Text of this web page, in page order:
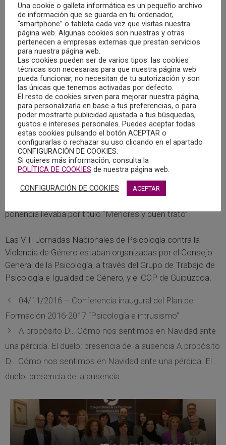
Los días 25 y 26 de noviembre se ha celebrado en San
Sebastián las VIII Jornadas Nacionales de Psicología
contra la Violencia de Género: “Psicología, Cultura y
Sociedad. Trabajando el modelo de igualdad como
fórmula para erradicar la violencia machista: la cultura del
buen trato”.
Dentro del cuadro de ponentes de las jornadas participó el
psicólogo Pablo Nieva, vocal de la Junta de Gobierno del
COPCLM, coordinador del programa de Asistencia
Psicológica a Menores Víctimas de Violencia de Género
de Castilla-La Mancha, psicólogo del programa de
atención psicológica con menores víctimas de violencia
de género en Azuqueca de Henares, y miembro de la
ponencia llevaba por título “Menores y buen trato”
Las VIII Jornadas Nacionales de Psicología contra la
Violencia de Género estaban organizadas por el Consejo
General de la Psicología, a través del Grupo de Trabajo de
Psicología e Igualdad de Género, y el COP de Guipúzcoa.
04/11/2016 – Conferencia inaugural del Plan de
Formación 2016-2017 “Psicología e intrusismo”
A propósito D… Cómo nos sentimos en Navidad ante
una pérdida. El duelo: presencia de la ausencia A propósito
D… Cómo nos sentimos en Navidad ante una pérdida. El
duelo: presencia de la ausencia
Una cookie o galleta informática es un pequeño archivo
de información que se guarda en tu ordenador,
“smartphone” o tableta cada vez que visitas nuestra
página web. Algunas cookies son nuestras y otras
pertenecen a empresas externas que prestan servicios
para nuestra página web.
Las cookies pueden ser de varios tipos: las cookies
técnicas son necesarias para que nuestra página web
pueda funcionar, no necesitan de tu autorización y son
las únicas que tenemos activadas por defecto.
El resto de cookies sirven para mejorar nuestra página,
para personalizarla en base a tus preferencias, o para
poder mostrarte publicidad ajustada a tus búsquedas,
gustos e intereses personales. Puedes aceptar todas
estas cookies pulsando el botón ACEPTAR o
configurarlas o rechazar su uso clicando en el apartado
CONFIGURACIÓN DE COOKIES.
Si quieres más información, consulta la
POLÍTICA DE COOKIES de nuestra página web.
CONFIGURACIÓN DE COOKIES ACEPTAR